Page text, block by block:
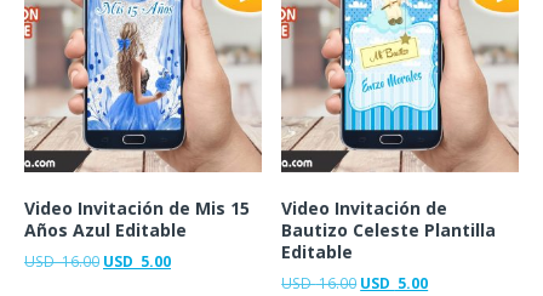
Video Invitación de Mis 15
Años Azul Editable
USD16.00 USD 5.00
Video Invitación de
Bautizo Celeste Plantilla
Editable
USD16.00 USD 5.00